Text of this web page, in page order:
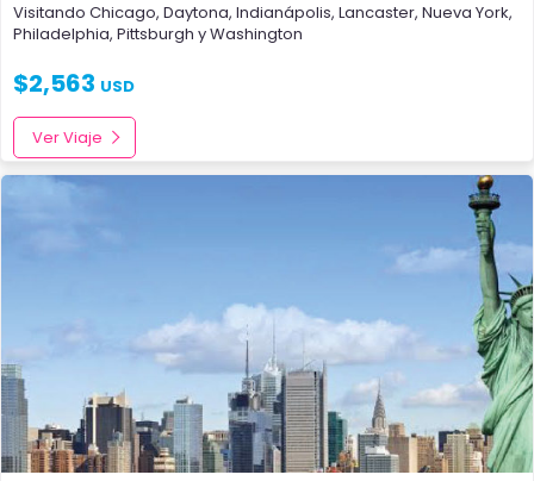
Visitando Chicago, Daytona, Indianápolis, Lancaster, Nueva York,
Philadelphia, Pittsburgh yWashington
$2,563 USD
Ver Viaje